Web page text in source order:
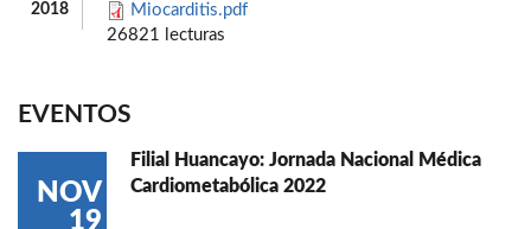
2018
Miocarditis.pdf
26821 lecturas
EVENTOS
NOV
19
Filial Huancayo: Jornada Nacional Médica
Cardiometabólica 2022